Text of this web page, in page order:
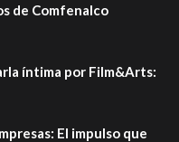
de Comfenalco
íntima por Film&Arts:
El impulso que